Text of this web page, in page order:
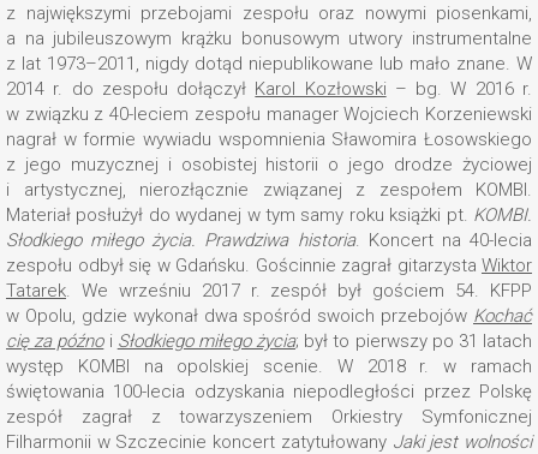
z największymi przebojami zespołu oraz nowymi piosenkami,
a na jubileuszowym krążku bonusowym utwory instrumentalne
z lat 1973–2011, nigdy dotąd niepublikowane lub mało znane. W
2014 r. do zespołu dołączył Karol Kozłowski – bg. W 2016 r.
w związku z 40-leciem zespołu manager Wojciech Korzeniewski
nagrał w formie wywiadu wspomnienia Sławomira Łosowskiego
z jego muzycznej i osobistej historii o jego drodze życiowej
i artystycznej, nierozłącznie związanej z zespołem KOMBI.
Materiał posłużył do wydanej w tym samy roku książki pt. KOMBI.
Słodkiego miłego życia. Prawdziwa historia. Koncert na 40-lecia
zespołu odbył się w Gdańsku. Gościnnie zagrał gitarzysta Wiktor
Tatarek. We wrześniu 2017 r. zespół był gościem 54. KFPP
w Opolu, gdzie wykonał dwa spośród swoich przebojów Kochać
cię za późnoi Słodkiego miłego życia; był to pierwszy po 31 latach
występ KOMBI na opolskiej scenie. W 2018 r. w ramach
świętowania 100-lecia odzyskania niepodległości przez Polskę
zespół zagrał z towarzyszeniem Orkiestry Symfonicznej
Filharmonii w Szczecinie koncert zatytułowany Jaki jest wolności